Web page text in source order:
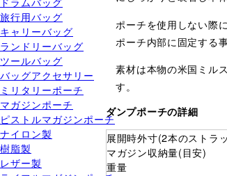
旅行用バッグ
キャリーバッグ
ランドリーバッグ
ツールバッグ
バッグアクセサリー
ミリタリーポーチ
マガジンポーチ
ピストルマガジンポーチ
ナイロン製
樹脂製
レザー製
ポーチを使用しない際
ポーチ内部に固定する
素材は本物の米国ミル
す。
ダンプポーチの詳細
展開時外寸(2本のストラ
マガジン収納量(目安)
重量